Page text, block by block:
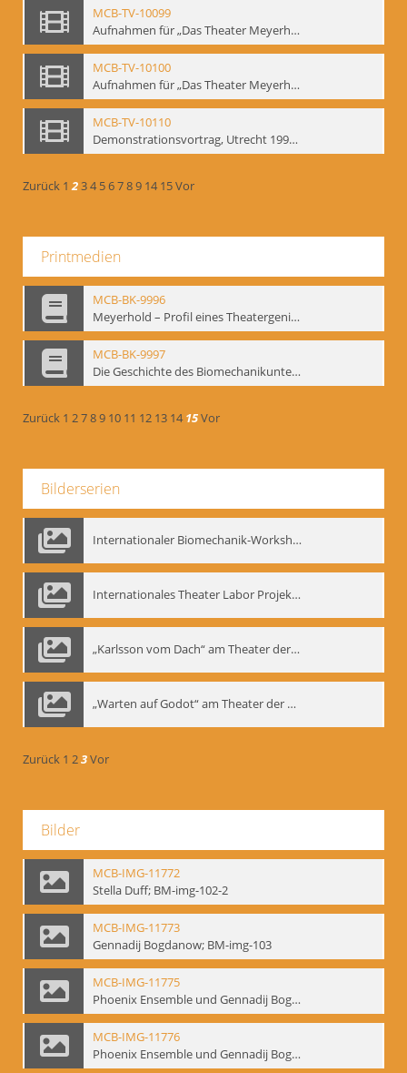
MCB-TV-10099
Aufnahmen für „Das Theater Meyerholds und die Biomechanik“ (7). Biomechanische Etüden – Detailstudien, Ausschnitt 2 - Interne Signatur: BM-vid-7_A2
MCB-TV-10100
Aufnahmen für „Das Theater Meyerholds und die Biomechanik“ (7). Biomechanische Etüden – Detailstudien, Ausschnitt 3 - Interne Signatur: BM-vid-7_A3
MCB-TV-10110
Demonstrationsvortrag, Utrecht 1991 (1) - Interne Signatur: BM-vid-17
Zurück 1 234 56789 14 15Vor
Printmedien
MCB-BK-9996
Meyerhold – Profil eines Theatergenies. Vortrag. Arbeitsdemonstration - interne Signatur: BM-prt-203
MCB-BK-9997
Die Geschichte des Biomechanikunterrichts im Theater der Satire - interne Signatur: BM-prt-204
Zurück 1 2789 10 11 12 13 14 15Vor
Bilderserien
Internationaler Biomechanik-Workshop, Moskau 1993
Internationales Theater Labor Projekt: Play Don Juan
„Karlsson vom Dach“ am Theater der Satire, Moskau 1985
„Warten auf Godot“ am Theater der Saire, Moskau 1980er
Zurück 1 23Vor
Bilder
MCB-IMG-11772
Stella Duff; BM-img-102-2
MCB-IMG-11773
Gennadij Bogdanow; BM-img-103
MCB-IMG-11775
Phoenix Ensemble und Gennadij Bogdanow; BM-img-105-1
MCB-IMG-11776
Phoenix Ensemble und Gennadij Bogdanow; BM-img-105-2